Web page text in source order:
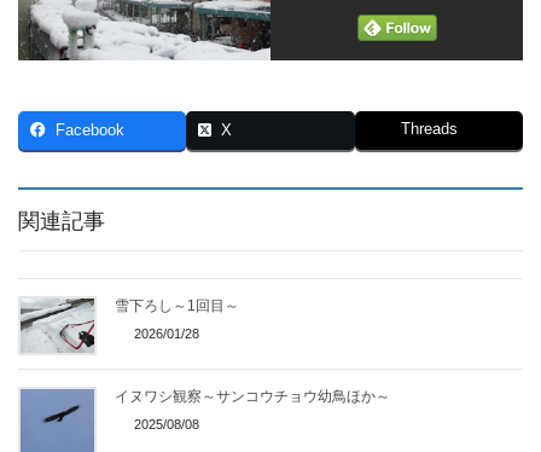
Facebook X Threads
関連記事
雪下ろし～1回目～
2026/01/28
イヌワシ観察～サンコウチョウ幼鳥ほか～
2025/08/08